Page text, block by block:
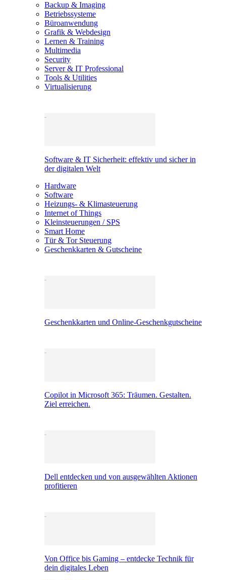
Backup & Imaging
Betriebssysteme
Büroanwendung
Grafik & Webdesign
Lernen & Training
Multimedia
Security
Server & IT Professional
Tools & Utilities
Virtualisierung
Software & IT Sicherheit: effektiv und sicher in
der digitalen Welt
Hardware
Software
Heizungs- & Klimasteuerung
Internet of Things
Kleinsteuerungen / SPS
Smart Home
Tür & Tor Steuerung
Geschenkkarten & Gutscheine
Geschenkkarten und Online-Geschenkgutscheine
Copilot in Microsoft 365: Träumen. Gestalten.
Ziel erreichen.
Dell entdecken und von ausgewählten Aktionen
profitieren
Von Office bis Gaming – entdecke Technik für
dein digitales Leben